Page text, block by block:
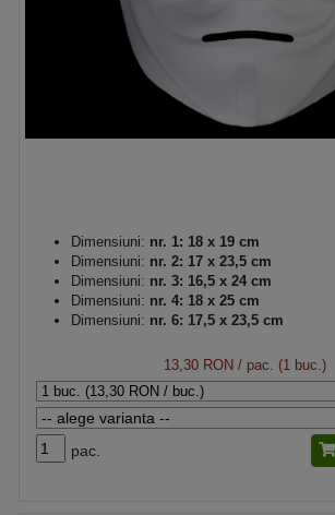
Dimensiuni: nr. 1: 18 x 19 cm
Dimensiuni: nr. 2: 17 x 23,5 cm
Dimensiuni: nr. 3: 16,5 x 24 cm
Dimensiuni: nr. 4: 18 x 25 cm
Dimensiuni: nr. 6: 17,5 x 23,5 cm
13,30 RON / pac. (1 buc.)
pac.